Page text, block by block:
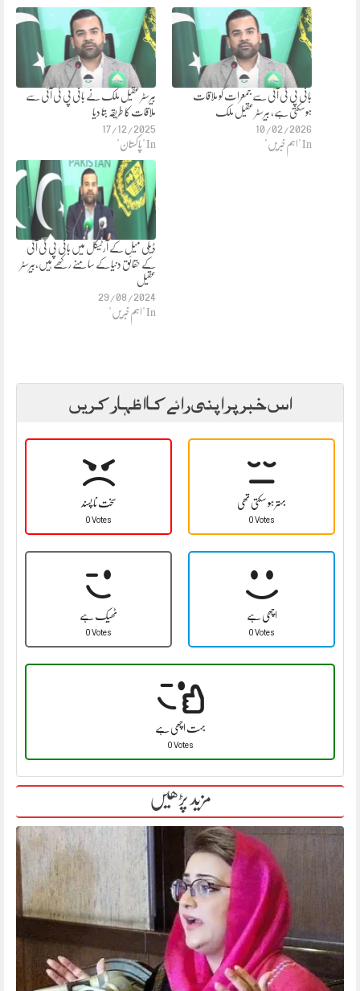
بیرسٹر عقیل ملک نے بانی پی ٹی آئی سے
ملاقات کا طریقہ بتا دیا
17/12/2025
In "پاکستان"
بانی پی ٹی آئی سے جمعرات کو ملاقات
ہوسکتی ہے، بیرسٹر عقیل ملک
10/02/2026
In "اہم خبریں"
ڈیلی میل کے آرٹیکل میں بانی پی ٹی آئی
کے حقائق دنیا کے سامنے رکھے ہیں،بیرسٹر
عقیل
29/08/2024
In "اہم خبریں"
اس خبر پر اپنی رائے کا اظہار کریں
سخت نا پسند
0 Votes
بہتر ہو سکتی تھی
0 Votes
ٹھیک ہے
0 Votes
اچھی ہے
0 Votes
بہت اچھی ہے
0 Votes
مزید پڑھیں